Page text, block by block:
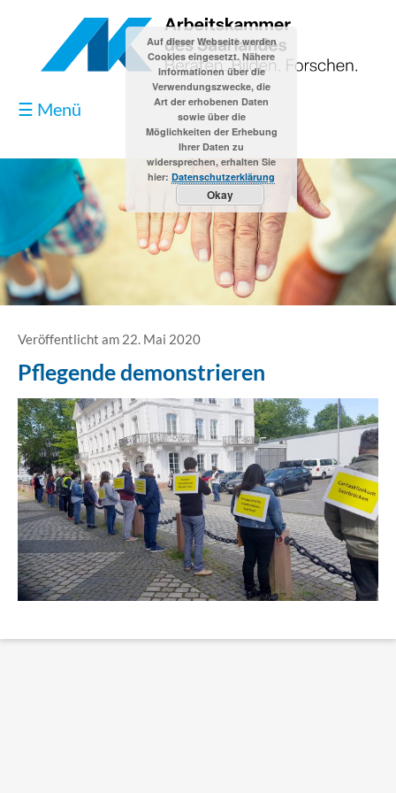
☰ Menü
Blog
Kontakt
Datenschutzerklärung
Erklärung Barrierefreiheit
Veröffentlicht am 22. Mai 2020
Pflegende demonstrieren
Auf dieser Webseite werden
Cookies eingesetzt. Nähere
Informationen über die
Verwendungszwecke, die
Art der erhobenen Daten
sowie über die
Möglichkeiten der Erhebung
Ihrer Daten zu
widersprechen, erhalten Sie
hier: Datenschutzerklärung
Okay